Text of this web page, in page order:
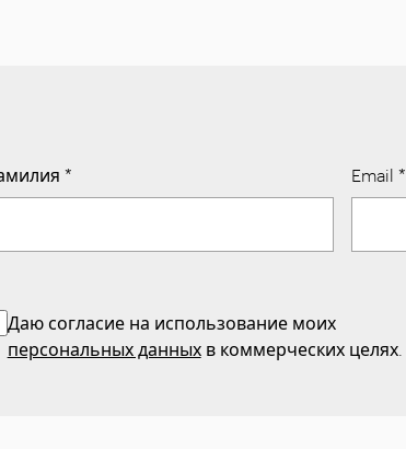
* Email *
Даю согласие на использование моих
персональных данныхв коммерческих целях.